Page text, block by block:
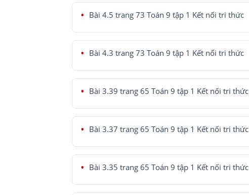
Bài 4.5 trang 73 Toán 9 tập 1 Kết nối tri thức
Bài 4.3 trang 73 Toán 9 tập 1 Kết nối tri thức
Bài 3.39 trang 65 Toán 9 tập 1 Kết nối tri thức
Bài 3.37 trang 65 Toán 9 tập 1 Kết nối tri thức
Bài 3.35 trang 65 Toán 9 tập 1 Kết nối tri thức